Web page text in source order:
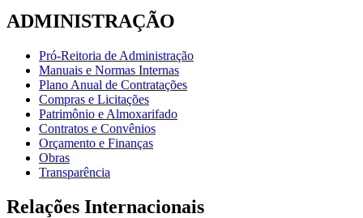
ADMINISTRAÇÃO
Pró-Reitoria de Administração
Manuais e Normas Internas
Plano Anual de Contratações
Compras e Licitações
Patrimônio e Almoxarifado
Contratos e Convênios
Orçamento e Finanças
Obras
Transparência
Relações Internacionais